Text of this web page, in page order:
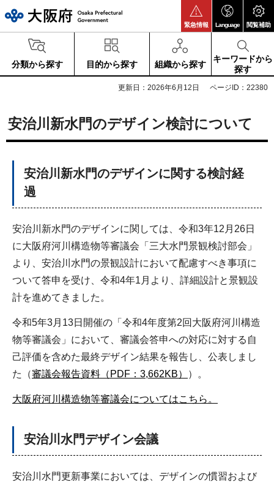
緊急情報 Language 閲覧補助
分類から探す 目的から探す 組織から探す
キーワードから
探す
更新日：2026年6月12日 ページID：22380
安治川新水門のデザイン検討について
安治川新水門のデザインに関する検討経
過
安治川新水門のデザインに関しては、令和3年12月26日
に大阪府河川構造物等審議会「三大水門景観検討部会」
より、安治川水門の景観設計において配慮すべき事項に
ついて答申を受け、令和4年1月より、詳細設計と景観設
計を進めてきました。
令和5年3月13日開催の「令和4年度第2回大阪府河川構造
物等審議会」において、審議会答申への対応に対する自
己評価を含めた最終デザイン結果を報告し、公表しまし
た（審議会報告資料（PDF：3,662KB） ）。
大阪府河川構造物等審議会についてはこちら。
安治川水門デザイン会議
安治川水門更新事業においては、デザインの慣習および